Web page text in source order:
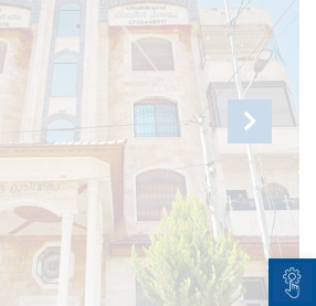
Open toolbar